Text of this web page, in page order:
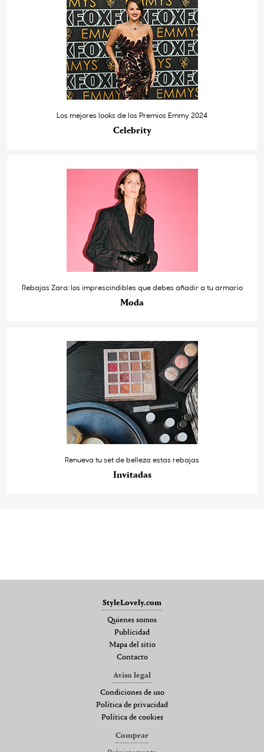
Los mejores looks de los Premios Emmy 2024
Celebrity
Rebajas Zara: los imprescindibles que debes añadir a tu armario
Moda
Renueva tu set de belleza estas rebajas
Invitadas
StyleLovely.com
Quienes somos
Publicidad
Mapa del sitio
Contacto
Aviso legal
Condiciones de uso
Política de privacidad
Política de cookies
Comprar